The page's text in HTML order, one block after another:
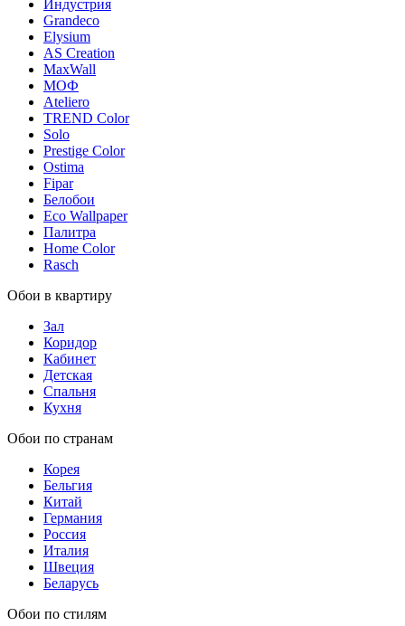
Индустрия
Grandeco
Elysium
AS Creation
MaxWall
МОФ
Ateliero
TREND Color
Solo
Prestige Color
Ostima
Fipar
Белобои
Eco Wallpaper
Палитра
Home Color
Rasch
Обои в квартиру
Зал
Коридор
Кабинет
Детская
Спальня
Кухня
Обои по странам
Корея
Бельгия
Китай
Германия
Россия
Италия
Швеция
Беларусь
Обои по стилям